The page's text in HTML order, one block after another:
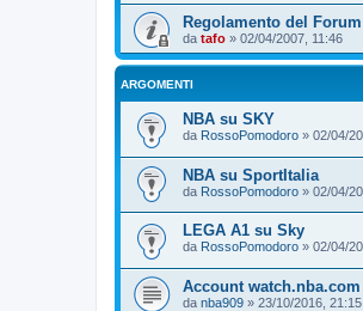
Regolamento del Forum
da tafo » 02/04/2007, 11:46
ARGOMENTI
NBA su SKY
da RossoPomodoro » 02/04/
NBA su SportItalia
da RossoPomodoro » 02/04/
LEGA A1 su Sky
da RossoPomodoro » 02/04/
Account watch.nba.com
da nba909 » 23/10/2016, 21:15